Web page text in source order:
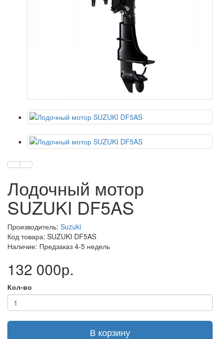
Лодочный мотор
SUZUKI DF5AS
Производитель: Suzuki
Код товара: SUZUKI DF5AS
Наличие: Предзаказ 4-5 недель
132 000р.
Кол-во
В корзину